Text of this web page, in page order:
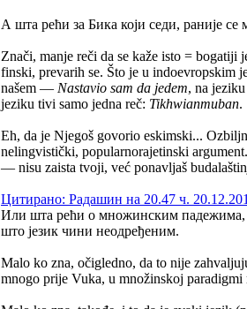
А шта рећи за Бика који седи, раније се
Znači, manje reči da se kaže isto =
finski, prevarih se. Što je u indoevropskim
našem — Nastavio sam da jedem, na
jeziku tivi samo jedna reč: Tikhwianmuban.
Eh, da je Njegoš govorio eskimski...
nelingvistički, popularnorajetinski
— nisu zaista tvoji, već ponavljaš
Цитирано: Радашин на 20.47 ч.
Или шта рећи о множинским падежима,
што језик чини неодређеним.
Malo ko zna, očigledno, da to nije
mnogo prije Vuka, u množinskoj